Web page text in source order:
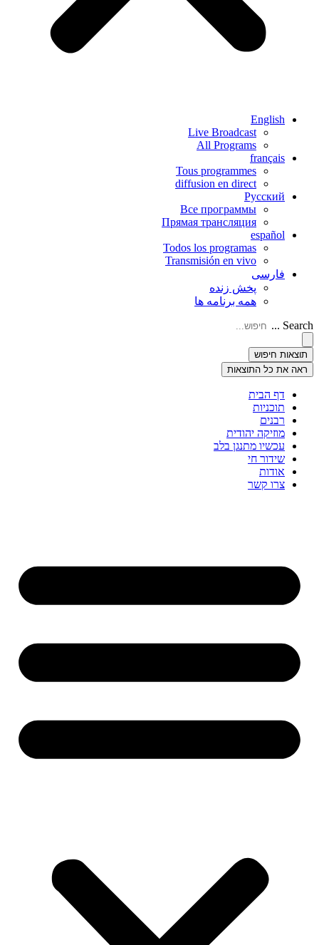
English
Live Broadcast
All Programs
français
Tous programmes
diffusion en direct
Русский
Все программы
Прямая трансляция
español
Todos los programas
Transmisión en vivo
فارسی
پخش زنده
همه برنامه ها
Search ...
תוצאות חיפוש
ראה את כל התוצאות
דף הבית
תוכניות
רבנים
מוזיקה יהודית
עכשיו מתנגן בלב
שידור חי
אודות
צרו קשר